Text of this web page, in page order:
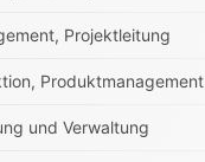
Projektleitung
Produktmanagement
und Verwaltung